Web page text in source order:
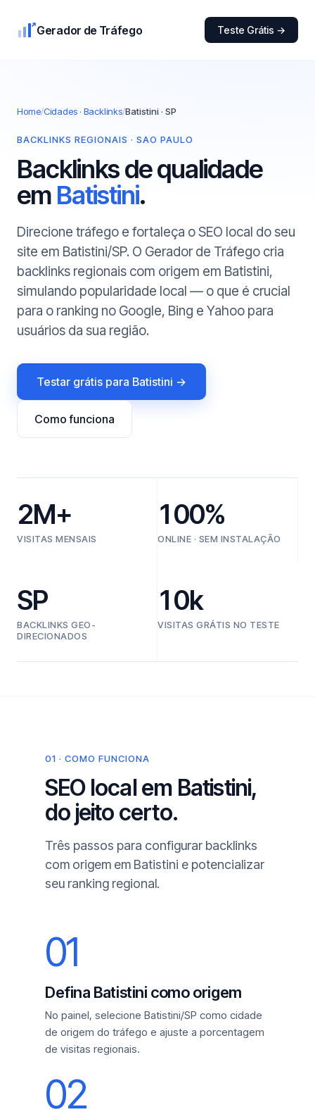
Gerador de Tráfego Teste Grátis →
Home/Cidades · Backlinks/Batistini · SP
BACKLINKS REGIONAIS · SAO PAULO
Backlinks de qualidade
em Batistini.
Direcione tráfego e fortaleça o SEO local do seu
site em Batistini/SP. O Gerador de Tráfego cria
backlinks regionais com origem em Batistini,
simulando popularidade local — o que é crucial
para o ranking no Google, Bing e Yahoo para
usuários da sua região.
Testar grátis para Batistini →
Como funciona
2M+
VISITAS MENSAIS
100%
ONLINE · SEM INSTALAÇÃO
SP
BACKLINKS GEO-
DIRECIONADOS
10k
VISITAS GRÁTIS NO TESTE
01 · COMO FUNCIONA
SEO local em Batistini,
do jeito certo.
Três passos para configurar backlinks
com origem em Batistini e potencializar
seu ranking regional.
01
Defina Batistini como origem
No painel, selecione Batistini/SP como cidade
de origem do tráfego e ajuste a porcentagem
de visitas regionais.
02